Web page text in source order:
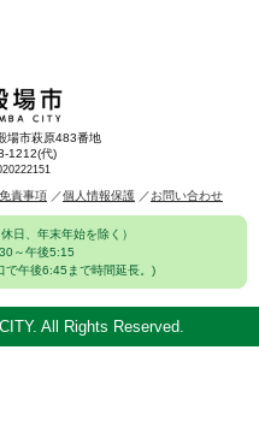
場市萩原483番地
1212(代)
責事項 個人情報保護 お問い合わせ
日、年末年始を除く）
～午後5:15
で午後6:45まで時間延長。)
All Rights Reserved.